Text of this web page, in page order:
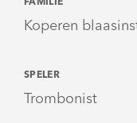
FAMILIE
Koperen
SPELER
Trombonist